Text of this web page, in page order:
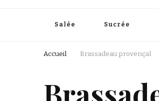
Salée Sucrée
Accueil Brassadeau provençal